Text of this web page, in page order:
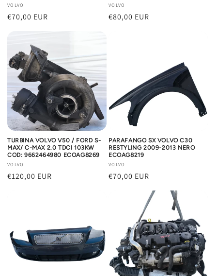
Produttore:
VOLVO
Prezzo
€70,00 EUR
Produttore:
VOLVO
Prezzo
€80,00 EUR
TURBINA VOLVO V50 / FORD S-
MAX/ C-MAX 2.0 TDCI 103KW
COD: 9662464980 ECOAG8269
Produttore:
VOLVO
Prezzo
€120,00 EUR
PARAFANGO SX VOLVO C30
RESTYLING 2009-2013 NERO
ECOAG8219
Produttore:
VOLVO
Prezzo
€70,00 EUR